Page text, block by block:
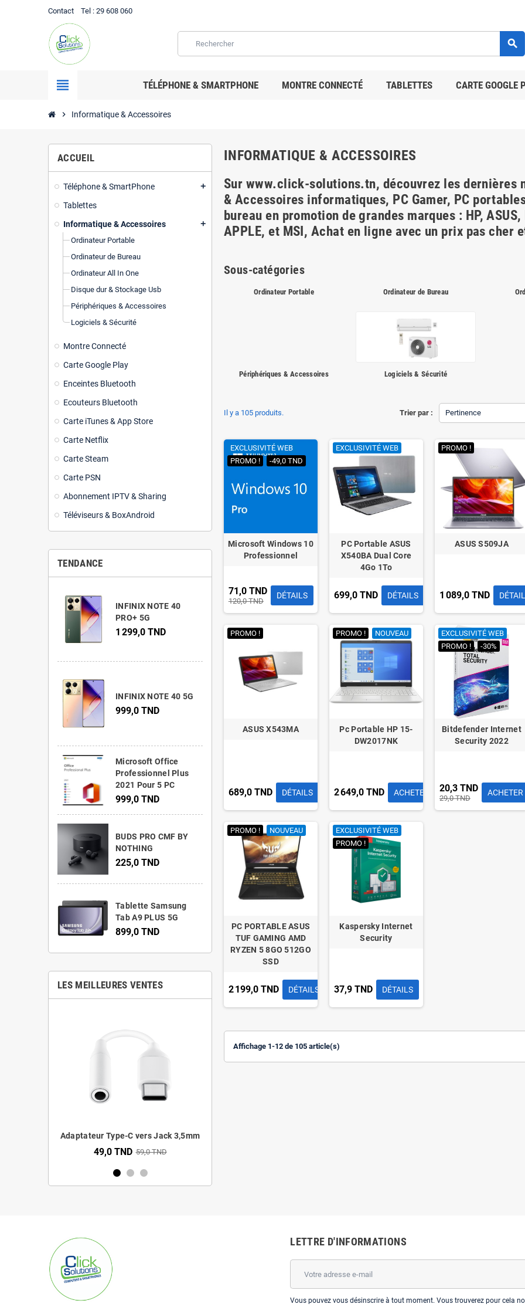
Contact Tel : 29 608 060
search
view_headline TÉLÉPHONE & SMARTPHONE MONTRE CONNECTÉ TABLETTES CARTE GOOGLE
chevron_right Informatique & Accessoires
ACCUEIL
Téléphone & SmartPhone add
Tablettes
Informatique & Accessoires
add
Ordinateur Portable
Ordinateur de Bureau
Ordinateur All In One
Disque dur & Stockage Usb
Périphériques & Accessoires
Logiciels & Sécurité
Montre Connecté
Carte Google Play
Enceintes Bluetooth
Ecouteurs Bluetooth
Carte iTunes & App Store
Carte Netflix
Carte Steam
Carte PSN
Abonnement IPTV & Sharing
Téléviseurs & BoxAndroid
TENDANCE
INFINIX NOTE 40
PRO+ 5G
1 299,0 TND
INFINIX NOTE 40 5G
999,0 TND
Microsoft Office
Professionnel Plus
2021 Pour 5 PC
999,0 TND
BUDS PRO CMF BY
NOTHING
225,0 TND
Tablette Samsung
Tab A9 PLUS 5G
899,0 TND
LES MEILLEURES VENTES
Adaptateur Type-C vers Jack 3,5mm
49,0 TND 59,0 TND
INFORMATIQUE & ACCESSOIRES
Sur www.click-solutions.tn, découvrez les dernières
& Accessoires informatiques, PC Gamer, PC
bureau en promotion de grandes marques : HP, ASUS,
APPLE, et MSI, Achat en ligne avec un prix pas cher
Sous-catégories
Ordinateur Portable Ordinateur de Bureau
Périphériques & Accessoires Logiciels & Sécurité
Trier par : Pertinence
Il y a 105 produits.
EXCLUSIVITÉ WEB
PROMO !
-49,0 TND
Microsoft Windows 10
Professionnel
71,0 TND
120,0 TND
DÉTAILS
EXCLUSIVITÉ WEB
PC Portable ASUS
X540BA Dual Core
4Go 1To
699,0 TND DÉTAILS
PROMO !
ASUS S509JA
1 089,0 TND
PROMO !
ASUS X543MA
689,0 TND DÉTAILS
PROMO ! NOUVEAU
Pc Portable HP 15-
DW2017NK
2 649,0 TND ACHETER
EXCLUSIVITÉ WEB
PROMO !
-30%
Bitdefender Internet
Security 2022
20,3 TND
29,0 TND
ACHETER
PROMO ! NOUVEAU
PC PORTABLE ASUS
TUF GAMING AMD
RYZEN 5 8GO 512GO
SSD
2 199,0 TND DÉTAILS
EXCLUSIVITÉ WEB
PROMO !
Kaspersky Internet
Security
37,9 TND DÉTAILS
Affichage 1-12 de 105 article(s)
LETTRE D'INFORMATIONS
Vous pouvez vous désinscrire à tout moment. Vous trouverez pour cela